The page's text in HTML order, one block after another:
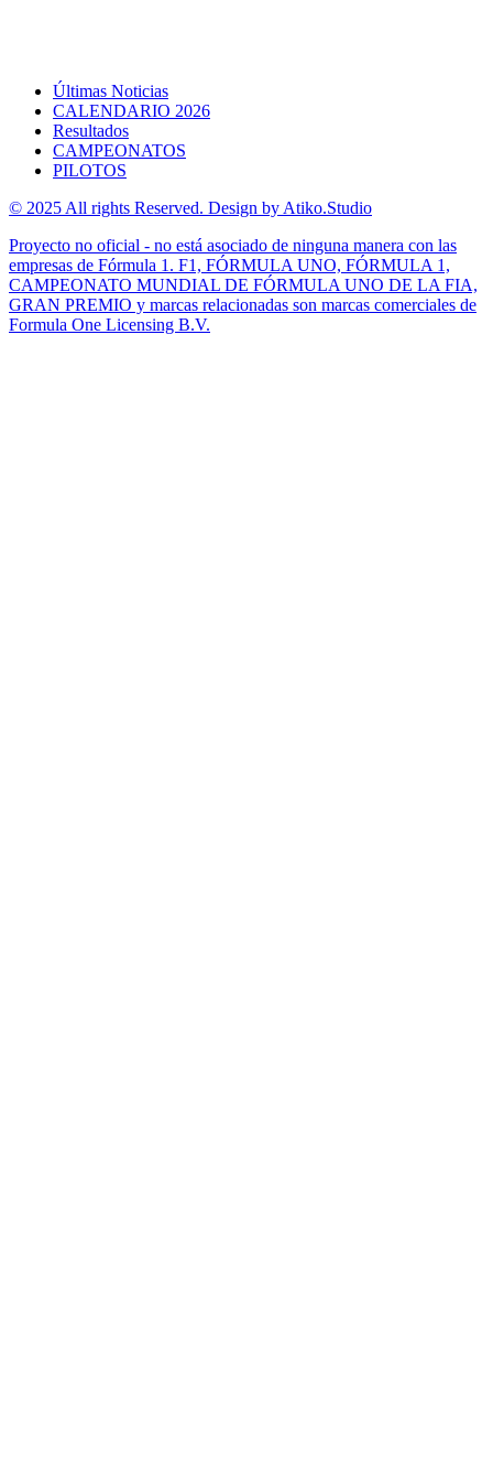
Últimas Noticias
CALENDARIO 2026
Resultados
CAMPEONATOS
PILOTOS
© 2025 All rights Reserved. Design by Atiko.Studio
Proyecto no oficial - no está asociado de ninguna manera con las
empresas de Fórmula 1. F1, FÓRMULA UNO, FÓRMULA 1,
CAMPEONATO MUNDIAL DE FÓRMULA UNO DE LA FIA,
GRAN PREMIO y marcas relacionadas son marcas comerciales de
Formula One Licensing B.V.